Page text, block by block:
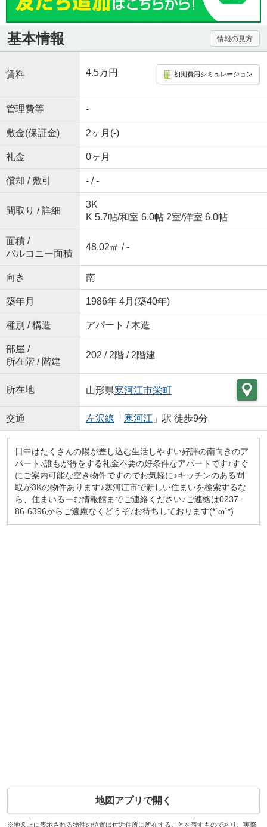
基本情報 情報の見方
賃料 4.5万円 初期費用シミュレーション
管理費等 -
敷金(保証金) 2ヶ月(-)
礼金 0ヶ月
償却 / 敷引 - / -
間取り / 詳細
3K
K 5.7帖/和室 6.0帖 2室/洋室 6.0帖
面積 /
バルコニー面積
48.02㎡ / -
向き 南
築年月 1986年 4月(築40年)
種別 / 構造 アパート / 木造
部屋 /
所在階 / 階建
202 / 2階 / 2階建
所在地 山形県寒河江市栄町
交通 左沢線 「 寒河江 」駅 徒歩9分
日中はたくさんの陽が差し込む生活しやすい好評の南向きのア
パート♪誰もが得をする礼金不要の好条件なアパートです♪すぐ
にご案内可能な空き物件ですのでお気軽に♪キッチンのある間
取が3Kの物件あります♪寒河江市で新しい住まいを検索するな
ら、住まいるーむ情報館までご連絡ください♪ご連絡は0237-
86-6396からご遠慮なくどうぞ♪お待ちしております(*´ω`*)
地図アプリで開く
※地図上に表示される物件の位置は付近住所に所在することを表すものであり、実際